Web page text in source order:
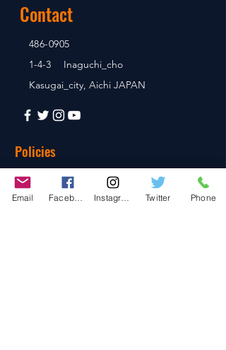
Contact
486-0905
1-4-3 Inaguchi_cho
Kasugai_city, Aichi JAPAN
Policies
© 2020 BY TEAM-TETTSUJIN With KIT
co.LTD
Email Twitter Phone